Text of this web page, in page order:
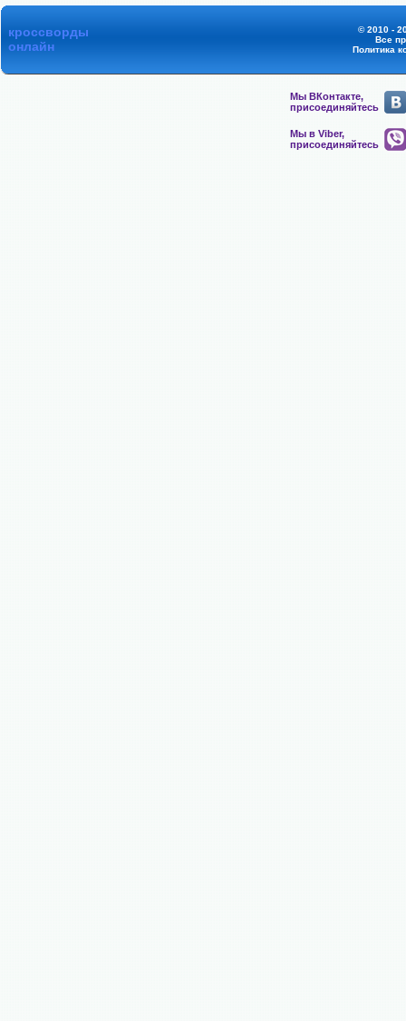
кроссворды
онлайн
© 2010 -
Все
Политика
Мы ВКонтакте,
присоединяйтесь
Мы в Viber,
присоединяйтесь